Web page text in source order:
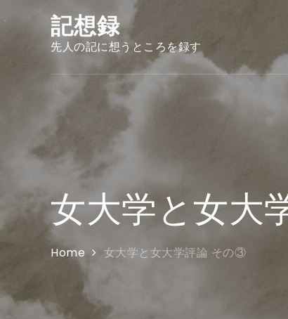
to
記想録
先人の記に想うところを録す
女大学と女大
Home 女大学と女大学評論 その③